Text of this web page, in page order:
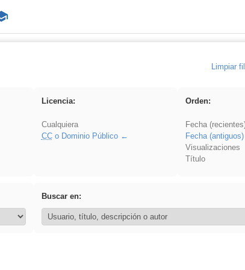
Limpiar
Licencia:
Cualquiera
CCo Dominio Público
Orden:
Fecha
Fecha (antiguos)
Visualizaciones
Título
Buscar en: